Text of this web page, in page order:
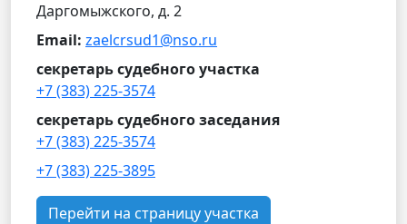
Даргомыжского, д. 2
Email: zaelcrsud1@nso.ru
секретарь судебного участка
+7 (383) 225-3574
секретарь судебного заседания
+7 (383) 225-3574
+7 (383) 225-3895
Перейти на страницу участка